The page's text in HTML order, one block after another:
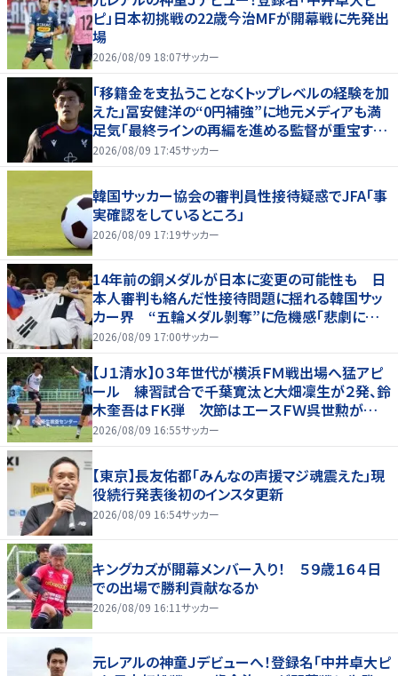
ピ」日本初挑戦の22歳今治MFが開幕戦に先発出
場
2026/08/09 18:07サッカー
「移籍金を支払うことなくトップレベルの経験を加
えた」冨安健洋の“0円補強”に地元メディアも満
足気「最終ラインの再編を進める監督が重宝する
柔軟性を備えている」
2026/08/09 17:45サッカー
韓国サッカー協会の審判員性接待疑惑でJFA「事
実確認をしているところ」
2026/08/09 17:19サッカー
14年前の銅メダルが日本に変更の可能性も 日
本人審判も絡んだ性接待問題に揺れる韓国サッ
カー界 “五輪メダル剝奪”に危機感「悲劇に見
舞われる」
2026/08/09 17:00サッカー
【Ｊ１清水】０３年世代が横浜ＦＭ戦出場へ猛アピ
ール 練習試合で千葉寛汰と大畑凜生が２発、鈴
木奎吾はＦＫ弾 次節はエースＦＷ呉世勲が出
場停止
2026/08/09 16:55サッカー
【東京】長友佑都「みんなの声援マジ魂震えた」現
役続行発表後初のインスタ更新
2026/08/09 16:54サッカー
キングカズが開幕メンバー入り！ ５９歳１６４日
での出場で勝利貢献なるか
2026/08/09 16:11サッカー
元レアルの神童Ｊデビューへ！登録名「中井卓大ピ